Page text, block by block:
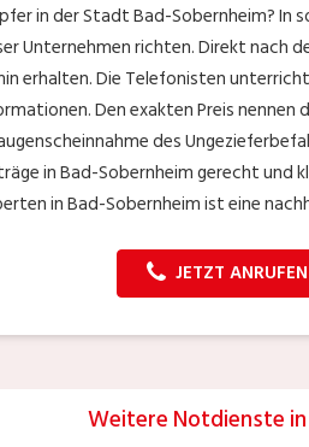
in der Stadt Bad-Sobernheim? In
Unternehmen richten. Direkt nach
erhalten. Die Telefonisten
Den exakten Preis nennen
des
in Bad-Sobernheim gerecht und
in Bad-Sobernheim ist eine
JETZT ANRUFEN
Weitere Notdienste